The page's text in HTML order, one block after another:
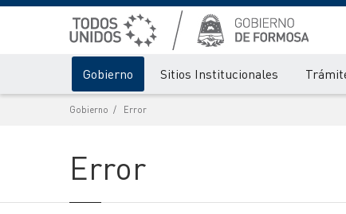
Gobierno Sitios Institucionales
Gobierno Error
Error